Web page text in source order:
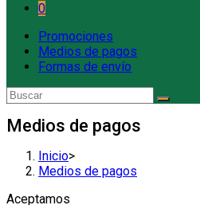
0
Promociones
Medios de pagos
Formas de envío
Medios de pagos
Inicio>
Medios de pagos
Aceptamos